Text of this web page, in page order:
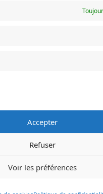
Accepter
Refuser
Voir les préférences
concerne des actes de
l'Etat-Civil comme